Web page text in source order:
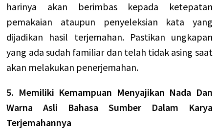
harinya akan berimbas kepada ketepatan
pemakaian ataupun penyeleksian kata yang
dijadikan hasil terjemahan. Pastikan ungkapan
yang ada sudah familiar dan telah tidak asing saat
akan melakukan penerjemahan.
5. Memiliki Kemampuan Menyajikan Nada Dan
Warna Asli Bahasa Sumber Dalam Karya
Terjemahannya